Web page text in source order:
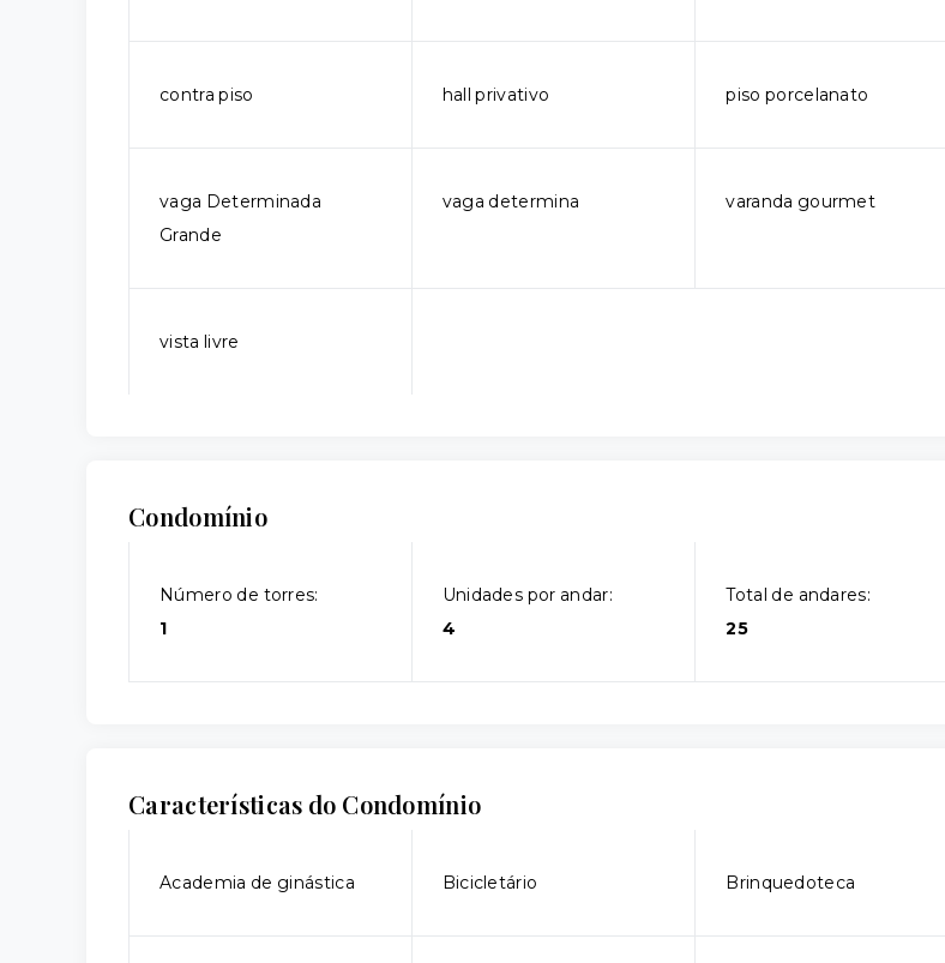
contra piso hall privativo piso porcelanato
vaga Determinada
Grande
vaga determina varanda gourmet
vista livre
Condomínio
Número de torres:
1
Unidades por andar:
4
Total de andares:
25
Características do Condomínio
Academia de ginástica Bicicletário Brinquedoteca